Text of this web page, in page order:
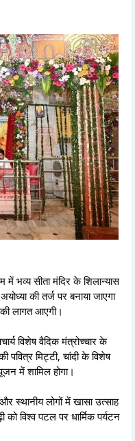
में भव्य सीता मंदिर के शिलान्यास
की तर्ज पर बनाया जाएगा
लागत आएगी।
विशेष वैदिक मंत्रोच्चार के
पवित्र मिट्टी, चांदी के विशेष
में शामिल होगा।
स्थानीय लोगों में खासा उत्साह
को विश्व पटल पर धार्मिक पर्यटन